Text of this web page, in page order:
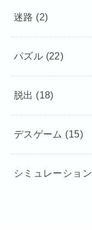
迷路 (2)
パズル (22)
脱出 (18)
デスゲーム (15)
シミュレーション